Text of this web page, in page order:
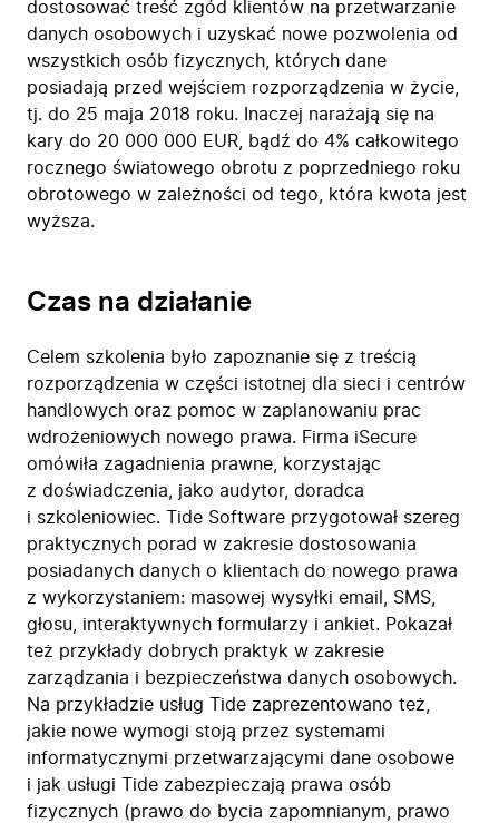
dostosować treść zgód klientów na przetwarzanie
danych osobowych i uzyskać nowe pozwolenia od
wszystkich osób fizycznych, których dane
posiadają przed wejściem rozporządzenia w życie,
tj. do 25 maja 2018 roku. Inaczej narażają się na
kary do 20 000 000 EUR, bądź do 4% całkowitego
rocznego światowego obrotu z poprzedniego roku
obrotowego w zależności od tego, która kwota jest
wyższa.
Czas na działanie
Celem szkolenia było zapoznanie się z treścią
rozporządzenia w części istotnej dla sieci i centrów
handlowych oraz pomoc w zaplanowaniu prac
wdrożeniowych nowego prawa. Firma iSecure
omówiła zagadnienia prawne, korzystając
z doświadczenia, jako audytor, doradca
i szkoleniowiec. Tide Software przygotował szereg
praktycznych porad w zakresie dostosowania
posiadanych danych o klientach do nowego prawa
z wykorzystaniem: masowej wysyłki email, SMS,
głosu, interaktywnych formularzy i ankiet. Pokazał
też przykłady dobrych praktyk w zakresie
zarządzania i bezpieczeństwa danych osobowych.
Na przykładzie usług Tide zaprezentowano też,
jakie nowe wymogi stoją przez systemami
informatycznymi przetwarzającymi dane osobowe
i jak usługi Tide zabezpieczają prawa osób
fizycznych (prawo do bycia zapomnianym, prawo